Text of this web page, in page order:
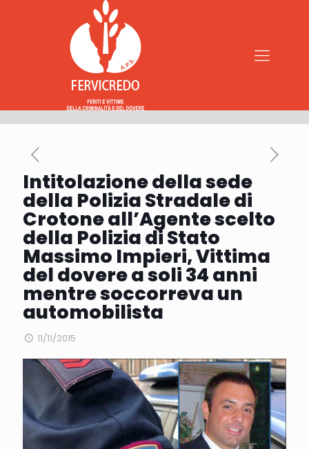
Intitolazione della sede
della Polizia Stradale di
Crotone all’Agente scelto
della Polizia di Stato
Massimo Impieri, Vittima
del dovere a soli 34 anni
mentre soccorreva un
automobilista
11/11/2015